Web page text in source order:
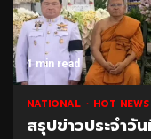
1 min read
NATIONAL HOT NEWS
สรุปข่าวประจำ